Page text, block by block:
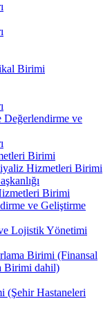
Birimi
Değerlendirme ve
Birimi
Hizmetleri Birimi
Birimi
ve Geliştirme
Lojistik Yönetimi
Birimi (Finansal
Birimi dahil)
(Şehir Hastaneleri